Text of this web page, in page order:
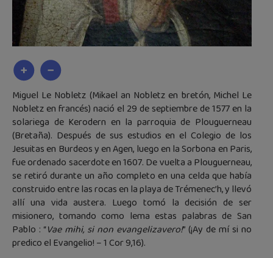
Miguel Le Nobletz (Mikael an Nobletz en bretón, Michel Le
Nobletz en francés) nació el 29 de septiembre de 1577 en la
solariega de Kerodern en la parroquia de Plouguerneau
(Bretaña). Después de sus estudios en el Colegio de los
Jesuitas en Burdeos y en Agen, luego en la Sorbona en Paris,
fue ordenado sacerdote en 1607. De vuelta a Plouguerneau,
se retiró durante un año completo en una celda que había
construido entre las rocas en la playa de Trémenec’h, y llevó
allí una vida austera. Luego tomó la decisión de ser
misionero, tomando como lema estas palabras de San
Pablo : “Vae mihi, si non evangelizavero!” (¡Ay de mí si no
predico el Evangelio! – 1 Cor 9,16).